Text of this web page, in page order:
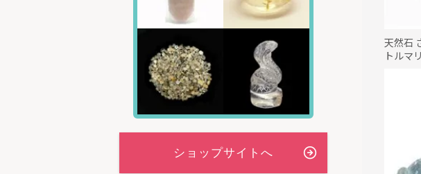
天然石
トルマ